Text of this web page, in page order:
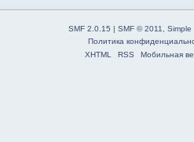
SMF 2.0.15 | SMF © 2011
Simple
Политика
XHTML
RSS Мобильная